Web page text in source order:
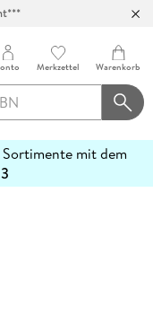
Merkzettel Warenkorb
mit dem